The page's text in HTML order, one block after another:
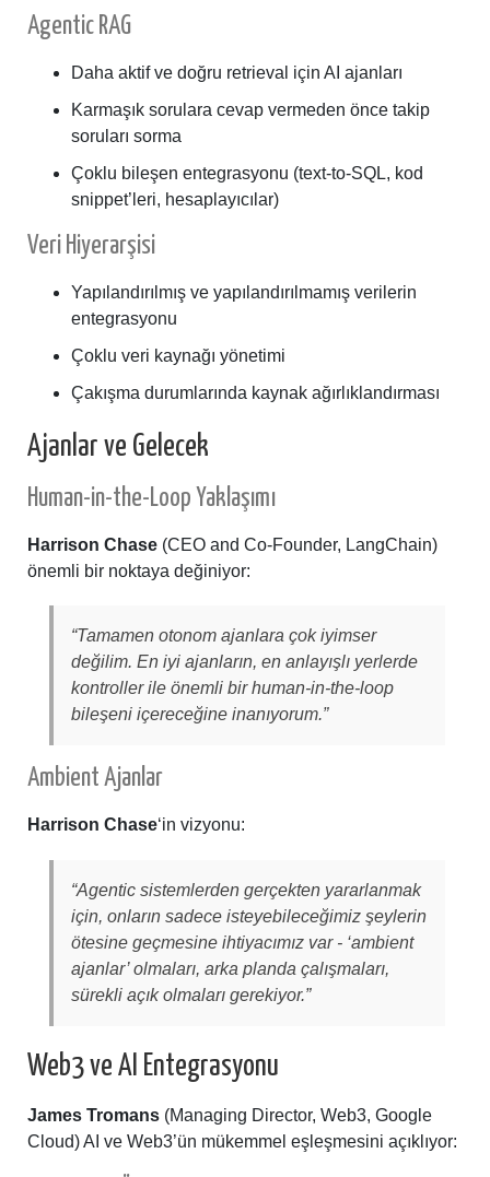
Agentic RAG
Daha aktif ve doğru retrieval için AI ajanları
Karmaşık sorulara cevap vermeden önce takip
soruları sorma
Çoklu bileşen entegrasyonu (text-to-SQL, kod
snippet’leri, hesaplayıcılar)
Veri Hiyerarşisi
Yapılandırılmış ve yapılandırılmamış verilerin
entegrasyonu
Çoklu veri kaynağı yönetimi
Çakışma durumlarında kaynak ağırlıklandırması
Ajanlar ve Gelecek
Human-in-the-Loop Yaklaşımı
Harrison Chase (CEO and Co-Founder, LangChain)
önemli bir noktaya değiniyor:
“Tamamen otonom ajanlara çok iyimser
değilim. En iyi ajanların, en anlayışlı yerlerde
kontroller ile önemli bir human-in-the-loop
bileşeni içereceğine inanıyorum.”
Ambient Ajanlar
Harrison Chase‘in vizyonu:
“Agentic sistemlerden gerçekten yararlanmak
için, onların sadece isteyebileceğimiz şeylerin
ötesine geçmesine ihtiyacımız var - ‘ambient
ajanlar’ olmaları, arka planda çalışmaları,
sürekli açık olmaları gerekiyor.”
Web3 ve AI Entegrasyonu
James Tromans (Managing Director, Web3, Google
Cloud) AI ve Web3’ün mükemmel eşleşmesini açıklıyor: